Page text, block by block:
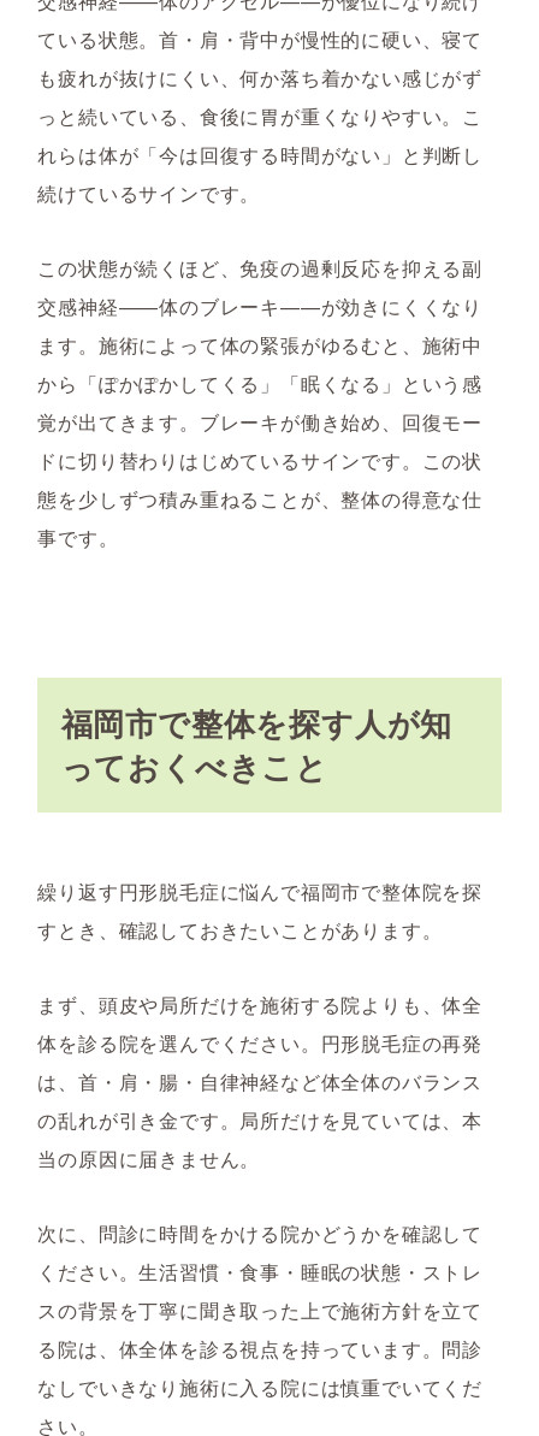
ている状態。首・肩・背中が慢性的に硬い、寝て
も疲れが抜けにくい、何か落ち着かない感じがず
っと続いている、食後に胃が重くなりやすい。こ
れらは体が「今は回復する時間がない」と判断し
続けているサインです。
この状態が続くほど、免疫の過剰反応を抑える副
交感神経——体のブレーキ——が効きにくくなり
ます。施術によって体の緊張がゆるむと、施術中
から「ぽかぽかしてくる」「眠くなる」という感
覚が出てきます。ブレーキが働き始め、回復モー
ドに切り替わりはじめているサインです。この状
態を少しずつ積み重ねることが、整体の得意な仕
事です。
福岡市で整体を探す人が知
っておくべきこと
繰り返す円形脱毛症に悩んで福岡市で整体院を探
すとき、確認しておきたいことがあります。
まず、頭皮や局所だけを施術する院よりも、体全
体を診る院を選んでください。円形脱毛症の再発
は、首・肩・腸・自律神経など体全体のバランス
の乱れが引き金です。局所だけを見ていては、本
当の原因に届きません。
次に、問診に時間をかける院かどうかを確認して
ください。生活習慣・食事・睡眠の状態・ストレ
スの背景を丁寧に聞き取った上で施術方針を立て
る院は、体全体を診る視点を持っています。問診
なしでいきなり施術に入る院には慎重でいてくだ
さい。